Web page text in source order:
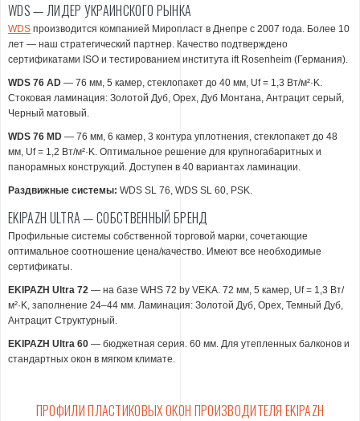
WDS — ЛИДЕР УКРАИНСКОГО РЫНКА
WDS производится компанией Миропласт в Днепре с 2007 года. Более 10
лет — наш стратегический партнер. Качество подтверждено
сертификатами ISO и тестированием института ift Rosenheim (Германия).
WDS 76 AD — 76 мм, 5 камер, стеклопакет до 40 мм, Uf = 1,3 Вт/м²·K.
Стоковая ламинация: Золотой Дуб, Орех, Дуб Монтана, Антрацит серый,
Черный матовый.
WDS 76 MD — 76 мм, 6 камер, 3 контура уплотнения, стеклопакет до 48
мм, Uf = 1,2 Вт/м²·K. Оптимальное решение для крупногабаритных и
панорамных конструкций. Доступен в 40 вариантах ламинации.
Раздвижные системы: WDS SL 76, WDS SL 60, PSK.
EKIPAZH ULTRA — СОБСТВЕННЫЙ БРЕНД
Профильные системы собственной торговой марки, сочетающие
оптимальное соотношение цена/качество. Имеют все необходимые
сертификаты.
EKIPAZH Ultra 72 — на базе WHS 72 by VEKA. 72 мм, 5 камер, Uf = 1,3 Вт/
м²·K, заполнение 24–44 мм. Ламинация: Золотой Дуб, Орех, Темный Дуб,
Антрацит Структурный.
EKIPAZH Ultra 60 — бюджетная серия. 60 мм. Для утепленных балконов и
стандартных окон в мягком климате.
ПРОФИЛИ ПЛАСТИКОВЫХ ОКОН ПРОИЗВОДИТЕЛЯ EKIPAZH